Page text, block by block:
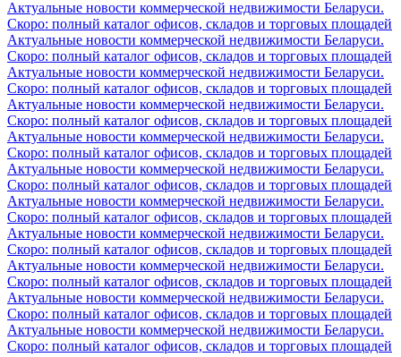
Актуальные новости коммерческой недвижимости Беларуси.
Скоро: полный каталог офисов, складов и торговых площадей
Актуальные новости коммерческой недвижимости Беларуси.
Скоро: полный каталог офисов, складов и торговых площадей
Актуальные новости коммерческой недвижимости Беларуси.
Скоро: полный каталог офисов, складов и торговых площадей
Актуальные новости коммерческой недвижимости Беларуси.
Скоро: полный каталог офисов, складов и торговых площадей
Актуальные новости коммерческой недвижимости Беларуси.
Скоро: полный каталог офисов, складов и торговых площадей
Актуальные новости коммерческой недвижимости Беларуси.
Скоро: полный каталог офисов, складов и торговых площадей
Актуальные новости коммерческой недвижимости Беларуси.
Скоро: полный каталог офисов, складов и торговых площадей
Актуальные новости коммерческой недвижимости Беларуси.
Скоро: полный каталог офисов, складов и торговых площадей
Актуальные новости коммерческой недвижимости Беларуси.
Скоро: полный каталог офисов, складов и торговых площадей
Актуальные новости коммерческой недвижимости Беларуси.
Скоро: полный каталог офисов, складов и торговых площадей
Актуальные новости коммерческой недвижимости Беларуси.
Скоро: полный каталог офисов, складов и торговых площадей